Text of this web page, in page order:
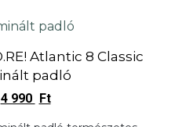
Atlantic 8 Classic
padló
4 990 Ft